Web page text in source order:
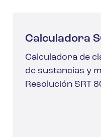
Calculadora
Calculadora de
de sustancias y
Resolución SRT